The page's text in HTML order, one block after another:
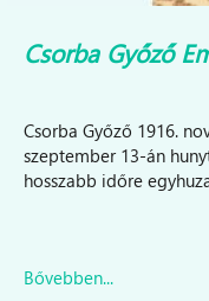
Csorba Győző
Csorba Győző 1916.
szeptember 13-án
hosszabb időre
Bővebben...